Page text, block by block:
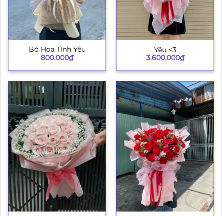
Bó Hoa Tình Yêu
800.000₫
Yêu <3
3.600.000₫